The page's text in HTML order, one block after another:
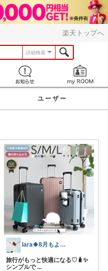
楽天トップへ
詳細検索
見つける お知らせ
ユーザー
lara🍀8月もよろしく😊✨
旅行がもっと快適になる♡🧳✨
シンプルで ...